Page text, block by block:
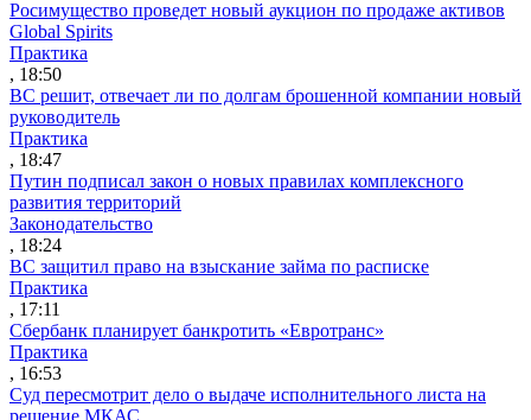
Росимущество проведет новый аукцион по продаже активов
Global Spirits
Практика
, 18:50
ВС решит, отвечает ли по долгам брошенной компании новый
руководитель
Практика
, 18:47
Путин подписал закон о новых правилах комплексного
развития территорий
Законодательство
, 18:24
ВС защитил право на взыскание займа по расписке
Практика
, 17:11
Сбербанк планирует банкротить «Евротранс»
Практика
, 16:53
Суд пересмотрит дело о выдаче исполнительного листа на
решение МКАС